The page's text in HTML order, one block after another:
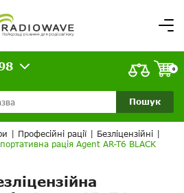
Вітаємо,
увійдіть в особистий кабінет
та оплата
Пошук
0
Професійні рації Безліцензійні
рація Agent AR-T6 BLACK